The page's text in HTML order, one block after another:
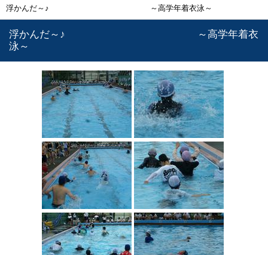
浮かんだ～♪ ～高学年着衣泳～
浮かんだ～♪ ～高学年着衣
泳～